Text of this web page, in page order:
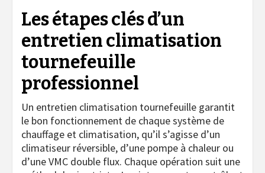
Les étapes clés d’un
entretien climatisation
tournefeuille
professionnel
Un entretien climatisation tournefeuille garantit
le bon fonctionnement de chaque système de
chauffage et climatisation, qu’il s’agisse d’un
climatiseur réversible, d’une pompe à chaleur ou
d’une VMC double flux. Chaque opération suit une